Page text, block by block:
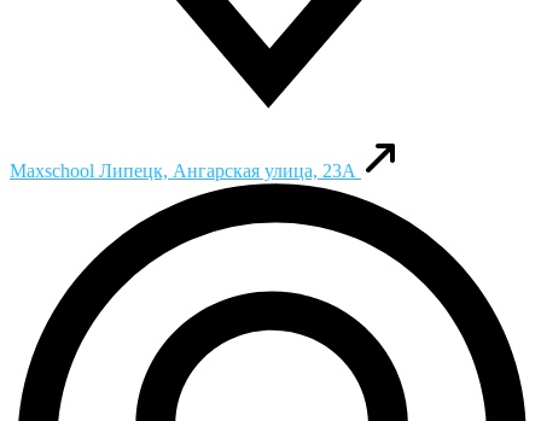
Maxschool Липецк, Ангарская улица, 23А